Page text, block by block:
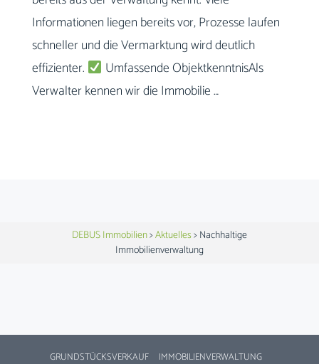
Informationen liegen bereits vor, Prozesse laufen
schneller und die Vermarktung wird deutlich
effizienter.
Umfassende ObjektkenntnisAls
Verwalter kennen wir die Immobilie …
DEBUS Immobilien>Aktuelles> Nachhaltige
Immobilienverwaltung
GRUNDSTÜCKSVERKAUF
IMMOBILIENVERWALTUNG